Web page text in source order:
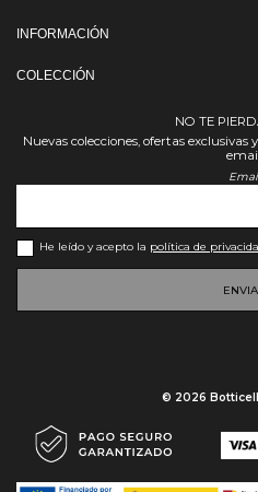
INFORMACIÓN
COLECCIÓN
NO TE
Nuevas colecciones, ofertas exclusivas
He leído y acepto la política de
© 2026